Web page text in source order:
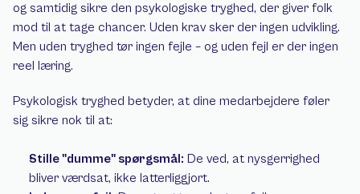
og samtidig sikre den psykologiske tryghed, der giver folk
mod til at tage chancer. Uden krav sker der ingen udvikling.
Men uden tryghed tør ingen fejle – og uden fejl er der ingen
reel læring.
Psykologisk tryghed betyder, at dine medarbejdere føler
sig sikre nok til at:
Stille "dumme" spørgsmål: De ved, at nysgerrighed
bliver værdsat, ikke latterliggjort.